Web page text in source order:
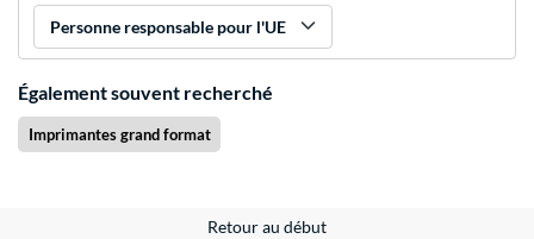
Personne responsable pour l'UE
Également souvent recherché
Imprimantes grand format
Retour au début